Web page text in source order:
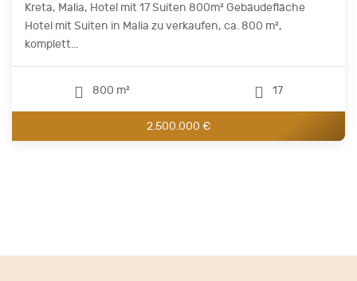
Kreta, Malia, Hotel mit 17 Suiten 800m² Gebäudefläche
Hotel mit Suiten in Malia zu verkaufen, ca. 800 m²,
komplett...
800 m² 17
2.500.000 €